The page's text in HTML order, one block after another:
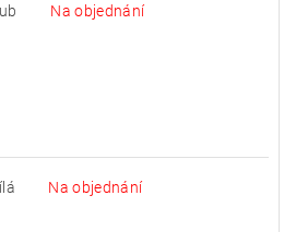
Na objednání
Na objednání